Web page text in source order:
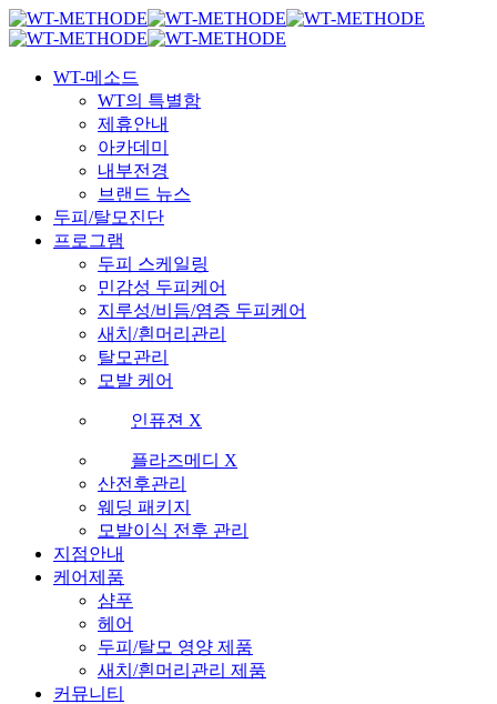
국내 최초 두피케어 브랜드
국내 최초 두피케어 브랜드
Skip
to
content
Menu
WT-메소드
WT의 특별함
제휴안내
아카데미
내부전경
브랜드 뉴스
두피/탈모진단
프로그램
두피 스케일링
민감성 두피케어
지루성/비듬/염증 두피케어
새치/흰머리관리
탈모관리
모발 케어
인퓨젼 X
플라즈메디 X
산전후관리
웨딩 패키지
모발이식 전후 관리
지점안내
케어제품
샴푸
헤어
두피/탈모 영양 제품
새치/흰머리관리 제품
커뮤니티